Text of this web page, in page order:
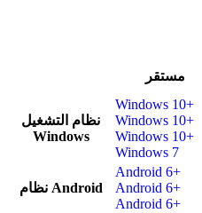
مستقر
نظام التشغيل
Windows
Windows 10+
Windows 10+
Windows 10+
Windows 7
نظام Android
Android 6+
Android 6+
Android 6+